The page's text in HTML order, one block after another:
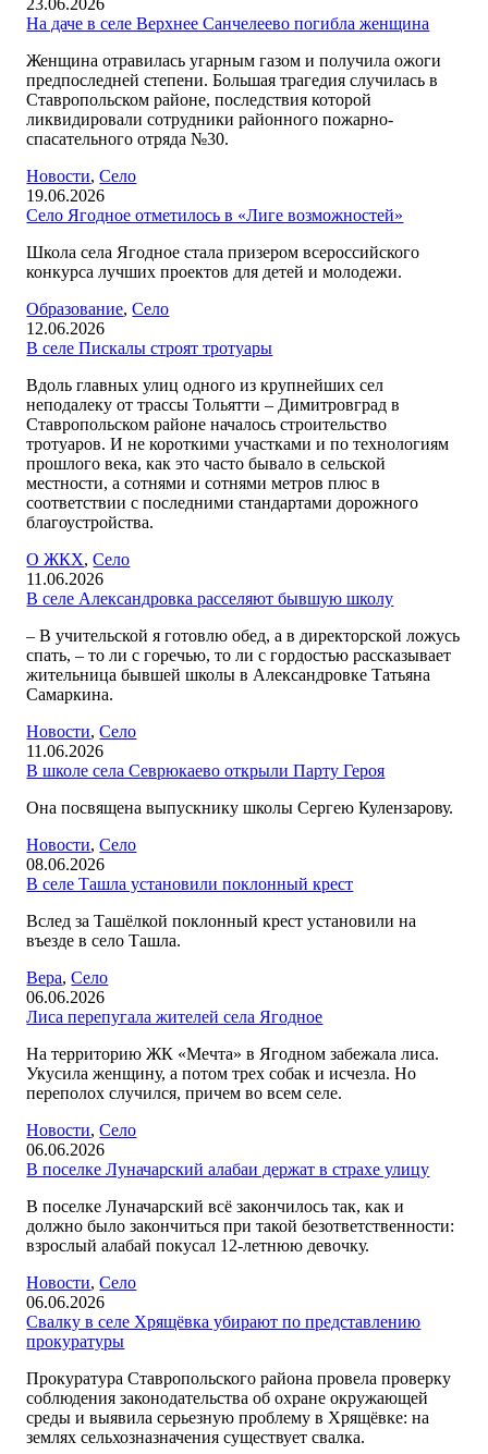
23.06.2026
На даче в селе Верхнее Санчелеево погибла женщина
Женщина отравилась угарным газом и получила ожоги
предпоследней степени. Большая трагедия случилась в
Ставропольском районе, последствия которой
ликвидировали сотрудники районного пожарно-
спасательного отряда №30.
Новости,Село
19.06.2026
Село Ягодное отметилось в «Лиге возможностей»
Школа села Ягодное стала призером всероссийского
конкурса лучших проектов для детей и молодежи.
Образование,Село
12.06.2026
В селе Пискалы строят тротуары
Вдоль главных улиц одного из крупнейших сел
неподалеку от трассы Тольятти – Димитровград в
Ставропольском районе началось строительство
тротуаров. И не короткими участками и по технологиям
прошлого века, как это часто бывало в сельской
местности, а сотнями и сотнями метров плюс в
соответствии с последними стандартами дорожного
благоустройства.
О ЖКХ,Село
11.06.2026
В селе Александровка расселяют бывшую школу
– В учительской я готовлю обед, а в директорской ложусь
спать, – то ли с горечью, то ли с гордостью рассказывает
жительница бывшей школы в Александровке Татьяна
Самаркина.
Новости,Село
11.06.2026
В школе села Севрюкаево открыли Парту Героя
Она посвящена выпускнику школы Сергею Кулензарову.
Новости,Село
08.06.2026
В селе Ташла установили поклонный крест
Вслед за Ташёлкой поклонный крест установили на
въезде в село Ташла.
Вера,Село
06.06.2026
Лиса перепугала жителей села Ягодное
На территорию ЖК «Мечта» в Ягодном забежала лиса.
Укусила женщину, а потом трех собак и исчезла. Но
переполох случился, причем во всем селе.
Новости,Село
06.06.2026
В поселке Луначарский алабаи держат в страхе улицу
В поселке Луначарский всё закончилось так, как и
должно было закончиться при такой безответственности:
взрослый алабай покусал 12-летнюю девочку.
Новости,Село
06.06.2026
Свалку в селе Хрящёвка убирают по представлению
прокуратуры
Прокуратура Ставропольского района провела проверку
соблюдения законодательства об охране окружающей
среды и выявила серьезную проблему в Хрящёвке: на
землях сельхозназначения существует свалка.